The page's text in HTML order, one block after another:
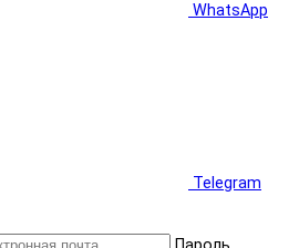
WhatsApp
Telegram